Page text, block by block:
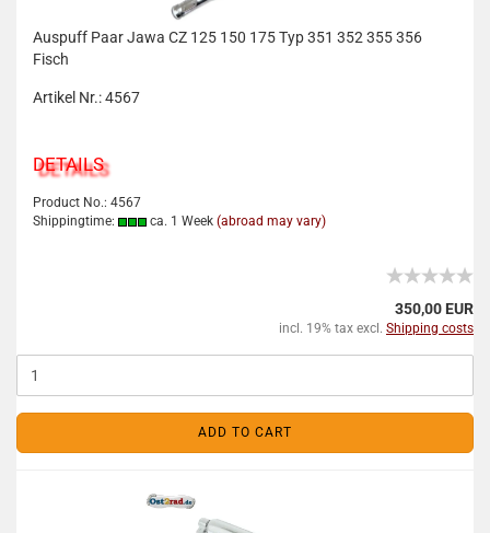
Auspuff Paar Jawa CZ 125 150 175 Typ 351 352 355 356
Fisch
Artikel Nr.: 4567
DETAILS
Product No.: 4567
Shippingtime:
ca. 1 Week (abroad may vary)
350,00 EUR
incl. 19% tax excl. Shipping costs
ADD TO CART